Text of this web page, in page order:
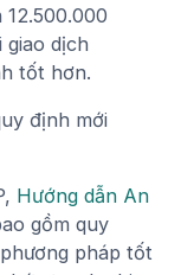
dịch
tốt hơn.
định mới
Hướng dẫn An
gồm quy
pháp tốt